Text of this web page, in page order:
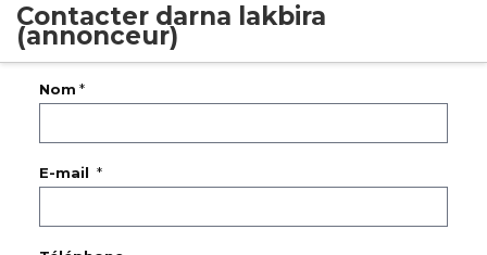
Contacter darna lakbira
(annonceur)
Nom *
E-mail *